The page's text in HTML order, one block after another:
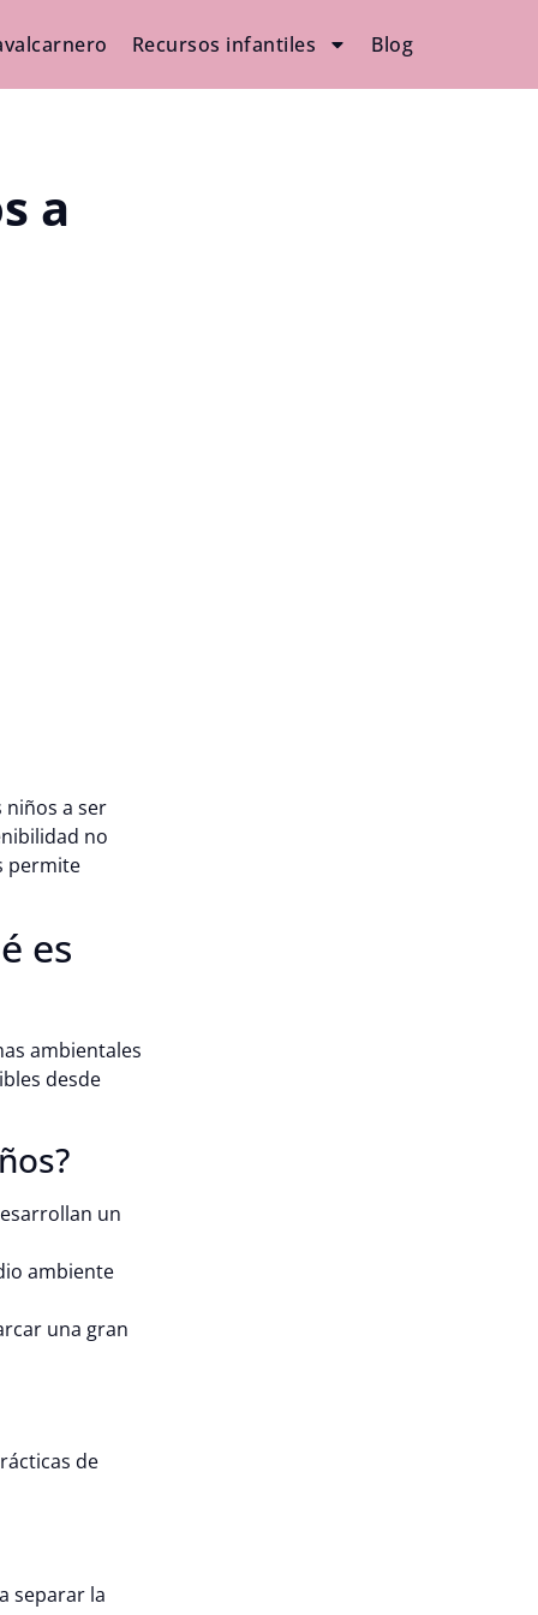
Recursos infantiles Blog
a
niños a ser
no
permite
es
ambientales
desde
un
ambiente
una gran
de
separar la